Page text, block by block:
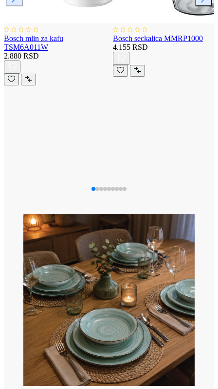
Bosch mlin za kafu
TSM6A011W
2.880 RSD
Bosch seckalica MMRP1000
4.155 RSD